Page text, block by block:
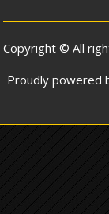
Copyright © All
Proudly powered